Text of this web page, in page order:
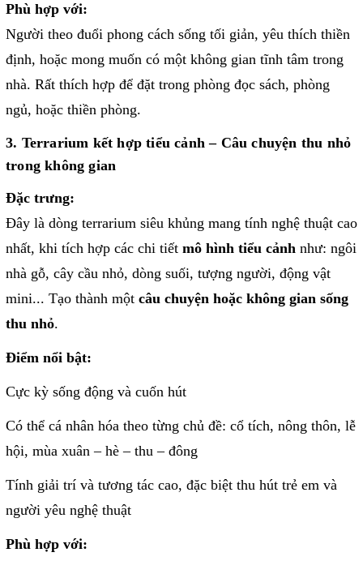
Phù hợp với:
Người theo đuổi phong cách sống tối giản, yêu thích thiền
định, hoặc mong muốn có một không gian tĩnh tâm trong
nhà. Rất thích hợp để đặt trong phòng đọc sách, phòng
ngủ, hoặc thiền phòng.
3. Terrarium kết hợp tiểu cảnh – Câu chuyện thu nhỏ
trong không gian
Đặc trưng:
Đây là dòng terrarium siêu khủng mang tính nghệ thuật cao
nhất, khi tích hợp các chi tiết mô hình tiểu cảnh như: ngôi
nhà gỗ, cây cầu nhỏ, dòng suối, tượng người, động vật
mini... Tạo thành một câu chuyện hoặc không gian sống
thu nhỏ.
Điểm nổi bật:
Cực kỳ sống động và cuốn hút
Có thể cá nhân hóa theo từng chủ đề: cổ tích, nông thôn, lễ
hội, mùa xuân – hè – thu – đông
Tính giải trí và tương tác cao, đặc biệt thu hút trẻ em và
người yêu nghệ thuật
Phù hợp với: